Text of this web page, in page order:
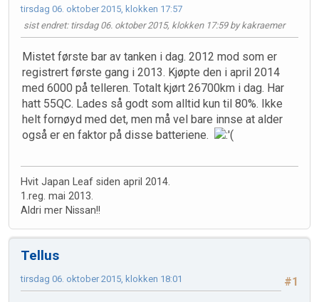
tirsdag 06. oktober 2015, klokken 17:57
sist endret: tirsdag 06. oktober 2015, klokken 17:59 by kakraemer
Mistet første bar av tanken i dag. 2012 mod som er
registrert første gang i 2013. Kjøpte den i april 2014
med 6000 på telleren. Totalt kjørt 26700km i dag. Har
hatt 55QC. Lades så godt som alltid kun til 80%. Ikke
helt fornøyd med det, men må vel bare innse at alder
også er en faktor på disse batteriene.
Hvit Japan Leaf siden april 2014.
1.reg. mai 2013.
Aldri mer Nissan!!
Tellus
#1
tirsdag 06. oktober 2015, klokken 18:01